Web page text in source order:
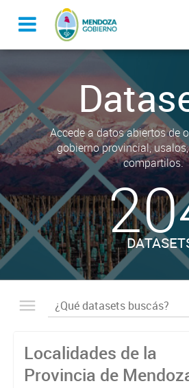
Accede a datos abiertos de
gobierno provincial,
compartilos.
Localidades de la
Provincia de